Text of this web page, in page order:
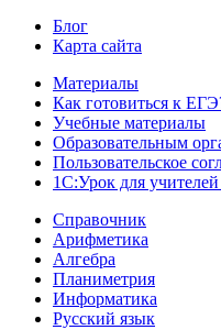
Блог
Карта сайта
Материалы
Как готовиться к
Учебные материалы
Образовательным
Пользовательское
1С:Урок для
Справочник
Арифметика
Алгебра
Планиметрия
Информатика
Русский язык